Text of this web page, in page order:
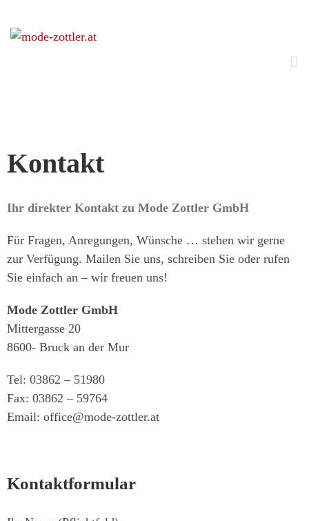
Kontakt
Ihr direkter Kontakt zu Mode Zottler GmbH
Für Fragen, Anregungen, Wünsche … stehen wir gerne
zur Verfügung. Mailen Sie uns, schreiben Sie oder rufen
Sie einfach an – wir freuen uns!
Mode Zottler GmbH
Mittergasse 20
8600- Bruck an der Mur
Tel: 03862 – 51980
Fax: 03862 – 59764
Email: office@mode-zottler.at
Kontaktformular